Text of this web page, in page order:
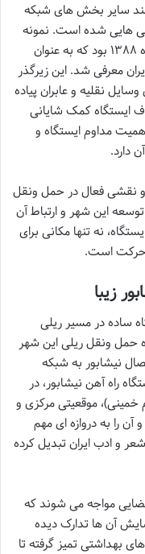
سایر بخش های شبکه
هایی شده است. نمونه
بارز آن، افتتاح تقاطع غیر همسطح در دی ماه ۱۳۸۸ بود که به عنوان
معرفی شد. این زیرگذر
متر، تردد را برای وسایل نقلیه و عابران پیاده
ایستگاه کمک شایانی
مداوم ایستگاه و
دارد.
و نقشی فعال در حمل ونقل
این شهر و ارتباط آن
نه تنها مکانی برای
حرکت است.
زیبا
ساده در مسیر ریلی
حمل ونقل ریلی این شهر
نیشابور به شبکه
راه آهن نیشابور، در
خمینی)، موقعیتی مرکزی و
آن را به دروازه ای مهم
و ادب ایران تبدیل کرده
فضایی مواجه می شوند که
آن ها تدارک دیده
بهداشتی تمیز گرفته تا